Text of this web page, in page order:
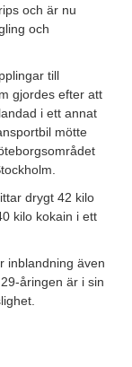
och är nu
och
till
gjordes efter att
i ett annat
mötte
drygt 42 kilo
kilo kokain i ett
inblandning även
åringen är i sin